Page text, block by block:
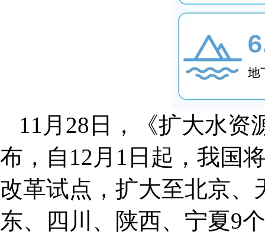
11月28日，《扩大水资
布，自12月1日起，我国
改革试点，扩大至北京、
东、四川、陕西、宁夏9